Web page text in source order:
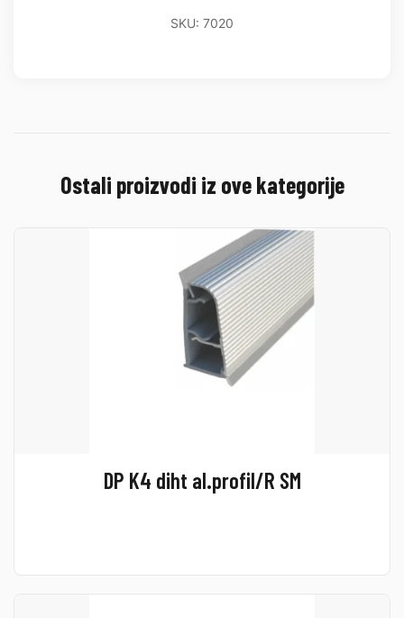
SKU: 7020
Ostali proizvodi iz ove kategorije
DP K4 diht al.profil/R SM